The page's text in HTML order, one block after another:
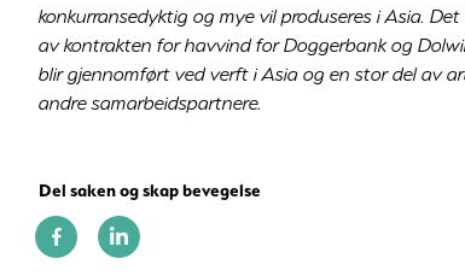
konkurransedyktig og mye vil produseres i Asia.
av kontrakten for havvind for Doggerbank og
blir gjennomført ved verft i Asia og en stor del av
andre samarbeidspartnere.
Del saken og skap bevegelse